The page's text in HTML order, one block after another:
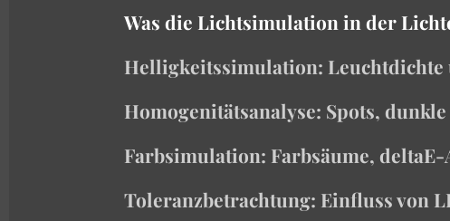
Was die Lichtsimulation in der
Helligkeitssimulation: Leuchtdichte
Homogenitätsanalyse: Spots,
Farbsimulation: Farbsäume,
Toleranzbetrachtung: Einfluss von